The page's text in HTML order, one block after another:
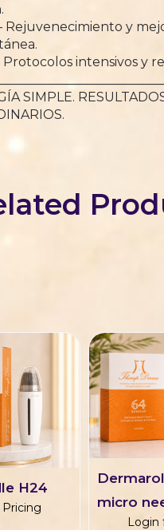
Rejuvenecimiento y
Protocolos intensivos y
SIMPLE.
H24
micro
Login